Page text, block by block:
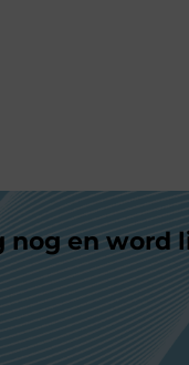
nog en word